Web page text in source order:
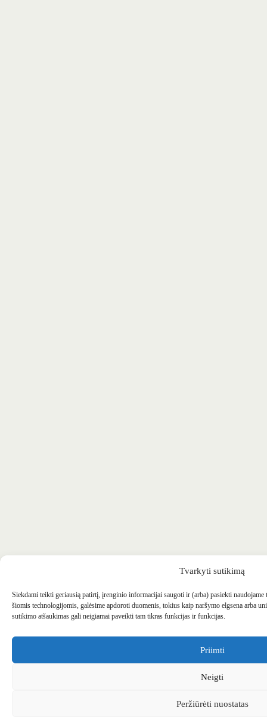
Tvarkyti sutikimą
Siekdami teikti geriausią patirtį, įrenginio informacijai saugoti ir (arba) pasiekti
šiomis technologijomis, galėsime apdoroti duomenis, tokius kaip naršymo elgsena arba
sutikimo atšaukimas gali neigiamai paveikti tam tikras funkcijas ir funkcijas.
Priimti
Neigti
Peržiūrėti nuostatas